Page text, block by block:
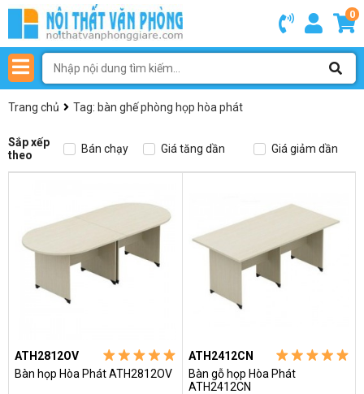
0
Trang chủ Tag: bàn ghế phòng họp hòa phát
Sắp xếp
theo
Bán chạy Giá tăng dần Giá giảm dần
ATH2812OV
Bàn họp Hòa Phát ATH2812OV
ATH2412CN
Bàn gỗ họp Hòa Phát
ATH2412CN